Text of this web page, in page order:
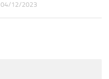
04/12/2023